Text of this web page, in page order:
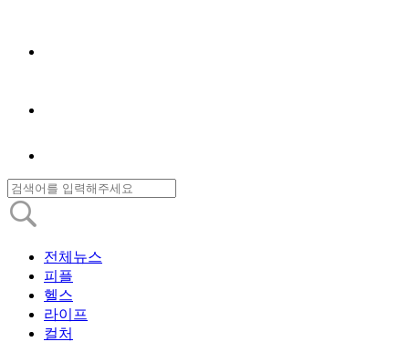
전체뉴스
피플
헬스
라이프
컬처